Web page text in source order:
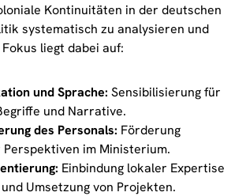
Kontinuitäten in der deutschen
systematisch zu analysieren und
liegt dabei auf:
und Sprache: Sensibilisierung für
und Narrative.
des Personals: Förderung
im Ministerium.
Einbindung lokaler Expertise
Umsetzung von Projekten.